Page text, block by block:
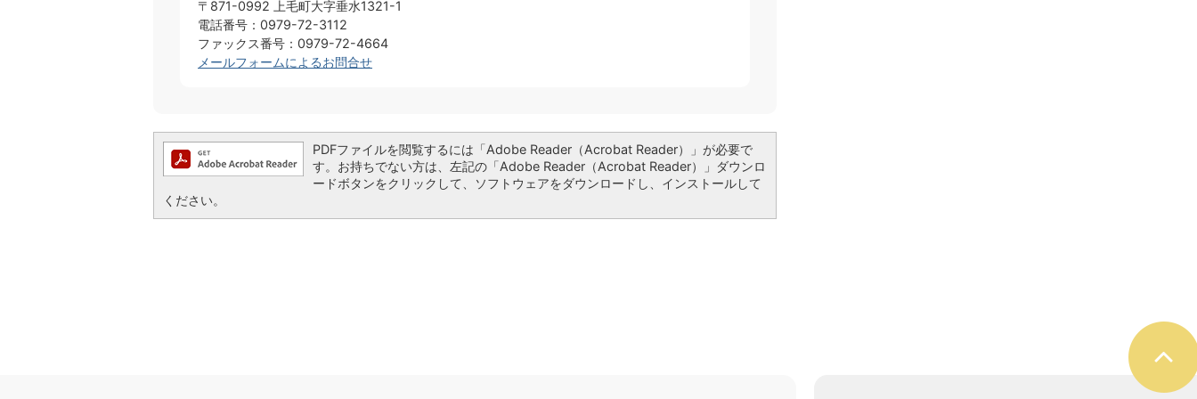
〒871-0992 上毛町大字垂水1321-1
電話番号：0979-72-3112
ファックス番号：0979-72-4664
メールフォームによるお問合せ
PDFファイルを閲覧するには「Adobe Reader（Acrobat Reader）」が必要で
す。お持ちでない方は、左記の「Adobe Reader（Acrobat Reader）」ダウンロ
ードボタンをクリックして、ソフトウェアをダウンロードし、インストールして
ください。